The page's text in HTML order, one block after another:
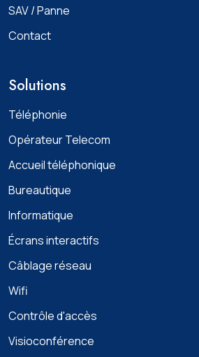
SAV / Panne
Contact
Solutions
Téléphonie
Opérateur Telecom
Accueil téléphonique
Bureautique
Informatique
Écrans interactifs
Câblage réseau
Wifi
Contrôle d'accès
Visioconférence